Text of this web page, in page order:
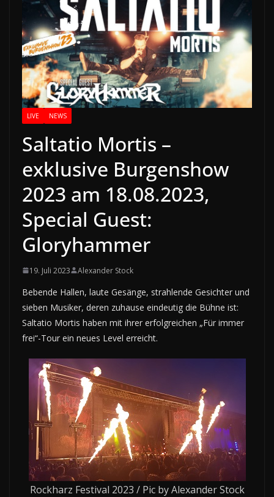
LIVE NEWS
Saltatio Mortis –
exklusive Burgenshow
2023 am 18.08.2023,
Special Guest:
Gloryhammer
19. Juli 2023 Alexander Stock
Bebende Hallen, laute Gesänge, strahlende Gesichter und
sieben Musiker, deren zuhause eindeutig die Bühne ist:
Saltatio Mortis haben mit ihrer erfolgreichen „Für immer
frei“-Tour ein neues Level erreicht.
Rockharz Festival 2023 / Pic by Alexander Stock